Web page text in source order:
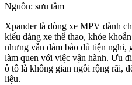
Nguồn: sưu tầm
Xpander là dòng xe MPV dành
kiểu dáng xe thể thao, khỏe
nhưng vẫn đảm bảo đủ tiện nghi,
làm quen với việc vận hành. Ưu
ô tô là không gian ngồi rộng rãi,
liệu.